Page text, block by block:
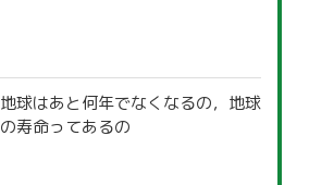
地球はあと何年でなくなるの，地球
の寿命ってあるの